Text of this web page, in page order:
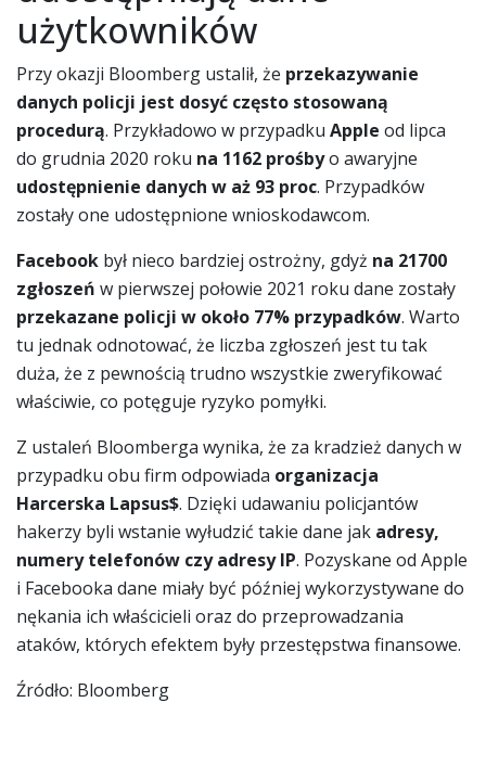
użytkowników
Przy okazji Bloomberg ustalił, że przekazywanie
danych policji jest dosyć często stosowaną
procedurą. Przykładowo w przypadku Apple od lipca
do grudnia 2020 roku na 1162 prośbyo awaryjne
udostępnienie danych w aż 93 proc. Przypadków
zostały one udostępnione wnioskodawcom.
Facebook był nieco bardziej ostrożny, gdyż na 21700
zgłoszeń w pierwszej połowie 2021 roku dane zostały
przekazane policji w około 77% przypadków. Warto
tu jednak odnotować, że liczba zgłoszeń jest tu tak
duża, że z pewnością trudno wszystkie zweryfikować
właściwie, co potęguje ryzyko pomyłki.
Z ustaleń Bloomberga wynika, że za kradzież danych w
przypadku obu firm odpowiada organizacja
Harcerska Lapsus$. Dzięki udawaniu policjantów
hakerzy byli wstanie wyłudzić takie dane jak adresy,
numery telefonów czy adresy IP. Pozyskane od Apple
i Facebooka dane miały być później wykorzystywane do
nękania ich właścicieli oraz do przeprowadzania
ataków, których efektem były przestępstwa finansowe.
Źródło: Bloomberg